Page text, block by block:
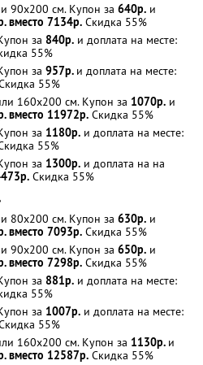
90х200 см. Купон за 640р. и
вместо 7134р. Скидка 55%
за 840р. и доплата на месте:
55%
за 957р. и доплата на месте:
55%
160х200 см. Купон за 1070р. и
вместо 11972р. Скидка 55%
за 1180р. и доплата на месте:
55%
за 1300р. и доплата на на
Скидка 55%
80х200 см. Купон за 630р. и
вместо 7093р. Скидка 55%
90х200 см. Купон за 650р. и
вместо 7298р. Скидка 55%
за 881р. и доплата на месте:
55%
за 1007р. и доплата на месте:
55%
160х200 см. Купон за 1130р. и
вместо 12587р. Скидка 55%